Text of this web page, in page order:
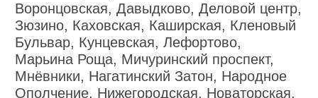
Воронцовская, Давыдково, Деловой центр,
Зюзино, Каховская, Каширская, Кленовый
Бульвар, Кунцевская, Лефортово,
Марьина Роща, Мичуринский проспект,
Мнёвники, Нагатинский Затон, Народное
Ополчение, Нижегородская, Новаторская,